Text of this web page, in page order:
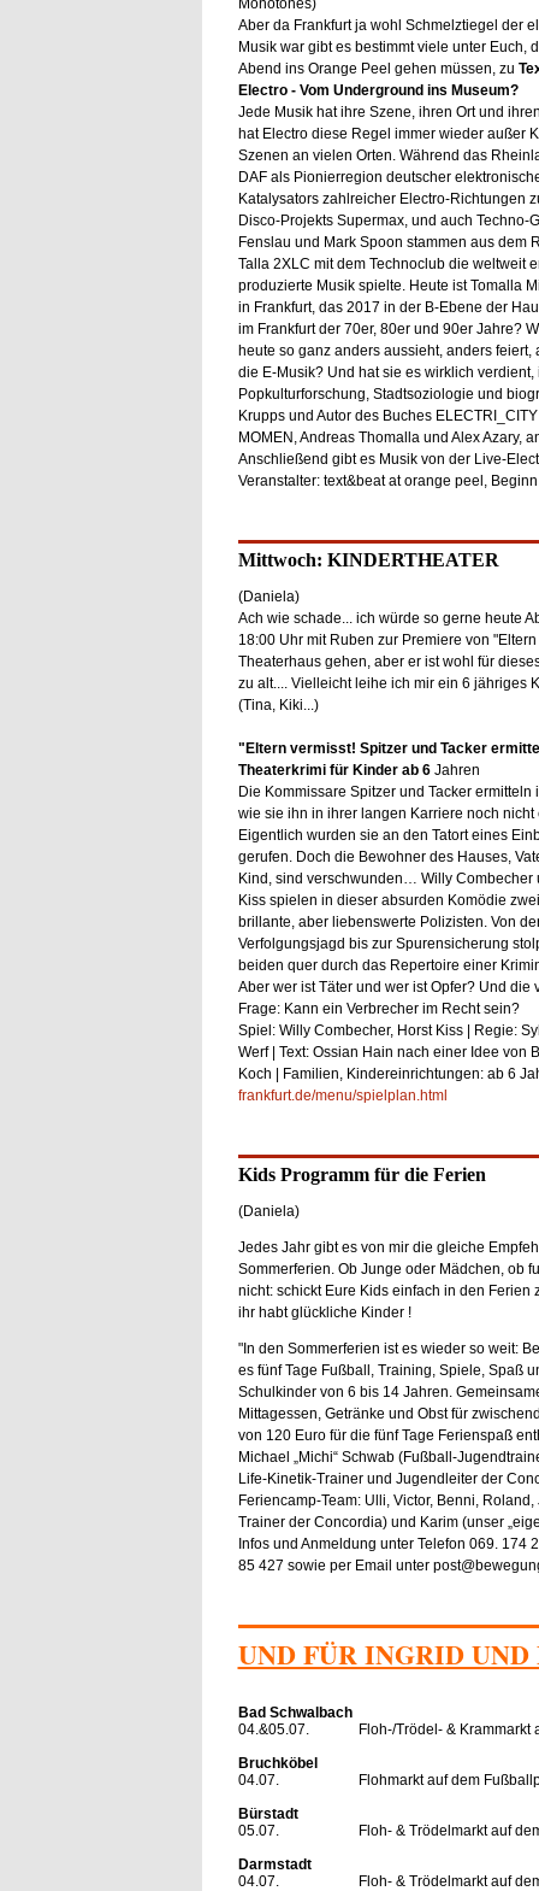
Monotones)
Aber da Frankfurt ja wohl Schmelztiegel der
Musik war gibt es bestimmt viele unter Euch,
Abend ins Orange Peel gehen müssen, zu
Electro - Vom Underground ins Museum?
Jede Musik hat ihre Szene, ihren Ort und
hat Electro diese Regel immer wieder außer
Szenen an vielen Orten. Während das
DAF als Pionierregion deutscher
Katalysators zahlreicher Electro-Richtungen
Disco-Projekts Supermax, und auch
Fenslau und Mark Spoon stammen aus dem
Talla 2XLC mit dem Technoclub die weltweit
produzierte Musik spielte. Heute ist Tomalla
in Frankfurt, das 2017 in der B-Ebene der
im Frankfurt der 70er, 80er und 90er Jahre?
heute so ganz anders aussieht, anders
die E-Musik? Und hat sie es wirklich
Popkulturforschung, Stadtsoziologie und
Krupps und Autor des Buches
MOMEN, Andreas Thomalla und Alex Azary,
Anschließend gibt es Musik von der Live-
Veranstalter: text&beat at orange peel,
Mittwoch: KINDERTHEATER
(Daniela)
Ach wie schade... ich würde so gerne heute
18:00 Uhr mit Ruben zur Premiere von
Theaterhaus gehen, aber er ist wohl für
zu alt.... Vielleicht leihe ich mir ein 6 jähriges
(Tina, Kiki...)
"Eltern vermisst! Spitzer und Tacker
Theaterkrimi für Kinder ab 6 Jahren
Die Kommissare Spitzer und Tacker ermitteln
wie sie ihn in ihrer langen Karriere noch nicht
Eigentlich wurden sie an den Tatort eines
gerufen. Doch die Bewohner des Hauses,
Kind, sind verschwunden… Willy Combecher
Kiss spielen in dieser absurden Komödie
brillante, aber liebenswerte Polizisten. Von
Verfolgungsjagd bis zur Spurensicherung
beiden quer durch das Repertoire einer
Aber wer ist Täter und wer ist Opfer? Und die
Frage: Kann ein Verbrecher im Recht sein?
Spiel: Willy Combecher, Horst Kiss | Regie:
Werf | Text: Ossian Hain nach einer Idee von
Koch | Familien, Kindereinrichtungen: ab 6
frankfurt.de/menu/spielplan.html
Kids Programm für die Ferien
(Daniela)
Jedes Jahr gibt es von mir die gleiche
Sommerferien. Ob Junge oder Mädchen, ob
nicht: schickt Eure Kids einfach in den Ferien
ihr habt glückliche Kinder !
"In den Sommerferien ist es wieder so weit:
es fünf Tage Fußball, Training, Spiele, Spaß
Schulkinder von 6 bis 14 Jahren.
Mittagessen, Getränke und Obst für
von 120 Euro für die fünf Tage Ferienspaß
Michael „Michi“ Schwab (Fußball-
Life-Kinetik-Trainer und Jugendleiter der
Feriencamp-Team: Ulli, Victor, Benni,
Trainer der Concordia) und Karim (unser
Infos und Anmeldung unter Telefon 069. 174
85 427 sowie per Email unter
UND FÜR INGRID
Bad Schwalbach
04.&05.07.
Floh-/Trödel- & Krammarkt
Bruchköbel
04.07.
Flohmarkt auf dem
Bürstadt
05.07.
Floh- & Trödelmarkt auf
Darmstadt
04.07.
Floh- & Trödelmarkt auf